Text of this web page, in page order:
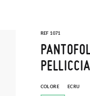
REF 1071
PELLICCIA
COLORE ECRU